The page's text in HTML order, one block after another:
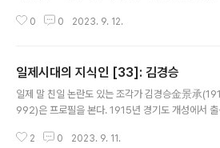
하류에서 다수 나왔다는 이야기는 이미 한 바 있다. 대
이 빈틈없이 조직되어 사무라이들은 어느 한 조직에
여 자신의 직역을 받고 대대로 봉록을 타먹도록 되어
다. 이런 '대대로 취직한 직업'으로서의 번사 (번의 사
들을 소위 '탈번낭인'이라고 부르는데, 메이지 직전 시
0 0 2023. 9. 12.
일제시대의 지식인 [33]: 김경승
일제 말 친일 논란도 있는 조각가 김경승金景承
992)은 프로필을 본다. 1915년 경기도 개성에서
川端畵學校 1934-1939: 동경미술학교東京美術
2 0 2023. 9. 11.